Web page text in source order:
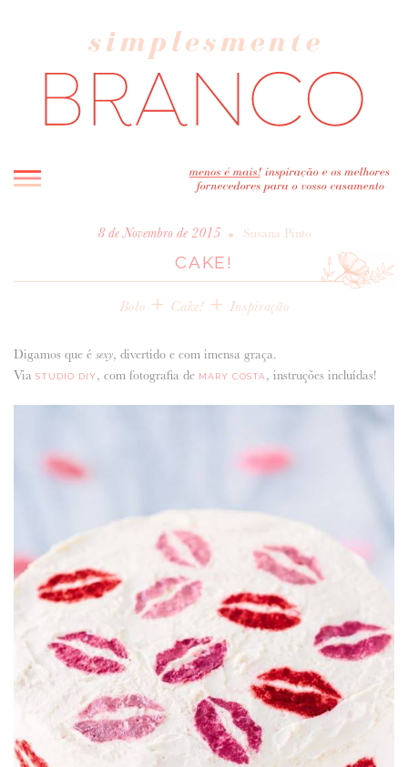
INICIO
BLOG
CASAVA-ME AQUI!
FORNECEDORES RECOMENDADOS
ANUNCIE CONNOSCO
8 de Novembro de 2015 • Susana Pinto
CAKE!
Bolo + Cake!+ Inspiração
Digamos que é sexy, divertido e com imensa graça.
Via STUDIO DIY, com fotografia de MARY COSTA , instruções incluídas!